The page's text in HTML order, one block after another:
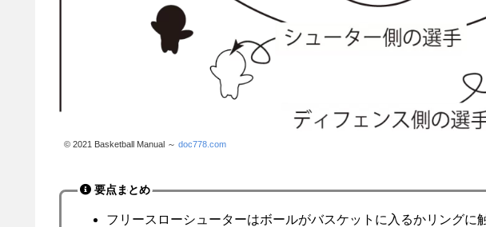
© 2021 Basketball Manual ～ doc778.com
要点まとめ
フリースローシューターはボールがバスケットに入るかリングに